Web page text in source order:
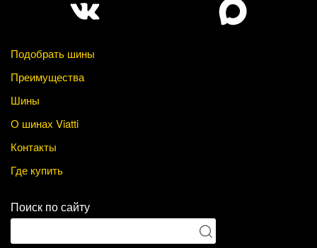
Подобрать шины
Преимущества
Шины
О шинах Viatti
Контакты
Где купить
Поиск по сайту